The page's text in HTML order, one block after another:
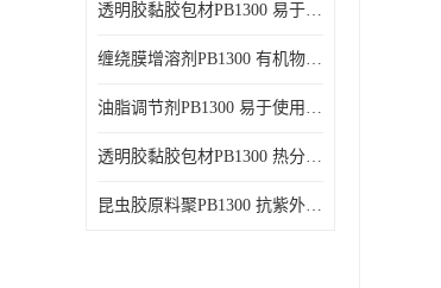
透明胶黏胶包材PB1300 易于使用和加工 耐老化
缠绕膜增溶剂PB1300 有机物质相容性好 易于使用和加工
油脂调节剂PB1300 易于使用和加工 化学稳定性好
透明胶黏胶包材PB1300 热分解后无残留物 良好的溶解性能
昆虫胶原料聚PB1300 抗紫外线性能好 应用范围广